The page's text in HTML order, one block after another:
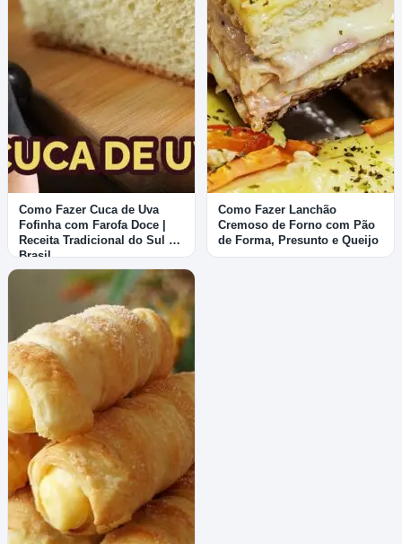
Como Fazer Cuca de Uva
Fofinha com Farofa Doce |
Receita Tradicional do Sul do
Brasil
Como Fazer Lanchão
Cremoso de Forno com Pão
de Forma, Presunto e Queijo